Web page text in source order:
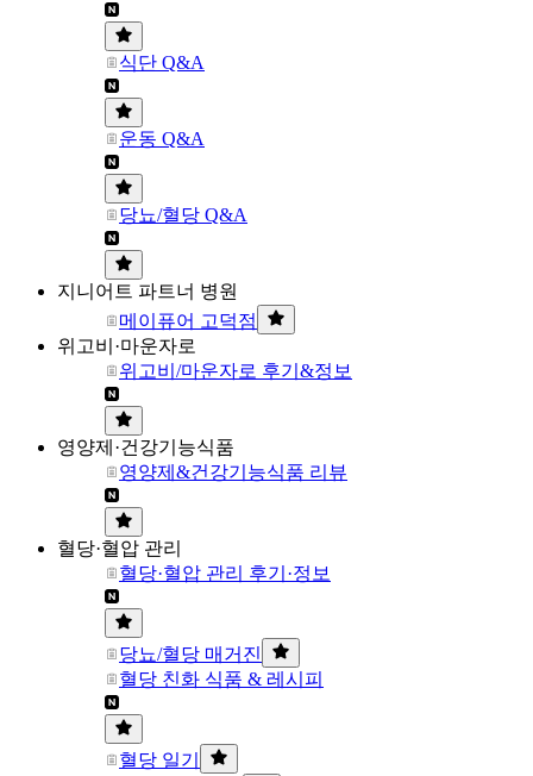
식단 Q&A
운동 Q&A
당뇨/혈당 Q&A
지니어트 파트너 병원
메이퓨어 고덕점
위고비·마운자로
위고비/마운자로 후기&정보
영양제·건강기능식품
영양제&건강기능식품 리뷰
혈당·혈압 관리
혈당·혈압 관리 후기·정보
당뇨/혈당 매거진
혈당 친화 식품 & 레시피
혈당 일기